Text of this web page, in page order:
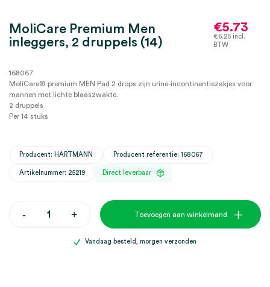
MoliCare Premium Men
inleggers, 2 druppels (14)
€5.73
€6.25incl.
BTW
168067
MoliCare® premium MEN Pad 2 drops zijn urine-incontinentiezakjes voor
mannen met lichte blaaszwakte.
2 druppels
Per 14 stuks
Producent: HARTMANN Producent referentie: 168067
Artikelnummer: 25219 Direct leverbaar
-MoliCare
+ Toevoegen aan winkelmand
Vandaag besteld, morgen verzonden